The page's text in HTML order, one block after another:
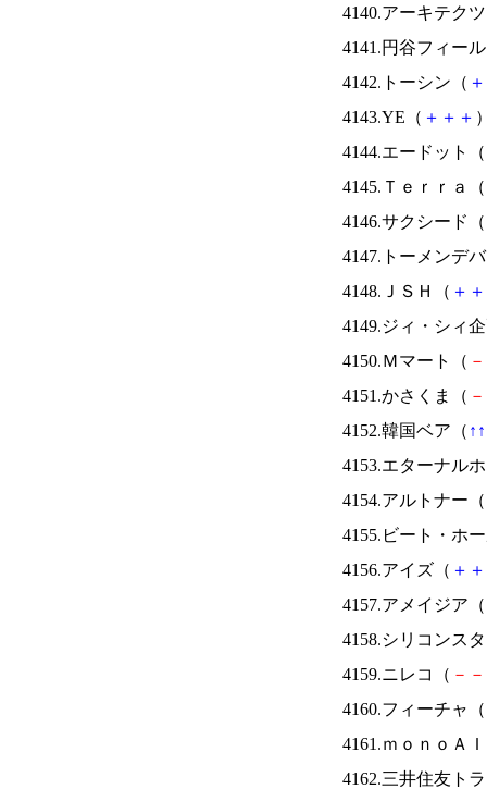
4140.アーキテク
4141.円谷フィー
4142.トーシン（ ＋
4143.YE（ ＋ ＋ ＋
4144.エードット（
4145.Ｔｅｒｒａ（
4146.サクシード（
4147.トーメンデ
4148.ＪＳＨ（ ＋ ＋
4149.ジィ・シィ
4150.Ｍマート（ －
4151.かさくま（ －
4152.韓国ベア（ ↑ ↑
4153.エターナル
4154.アルトナー（
4155.ビート・ホ
4156.アイズ（ ＋ ＋
4157.アメイジア（
4158.シリコンス
4159.ニレコ（ － －
4160.フィーチャ（
4161.ｍｏｎｏＡ
4162.三井住友ト